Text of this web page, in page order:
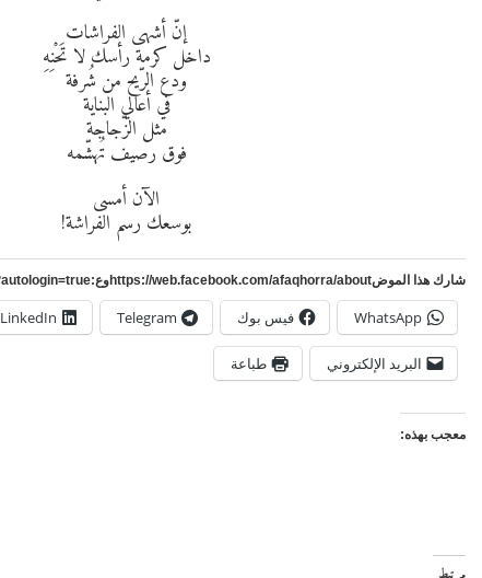
إنّ أشهى الفراشات
داخل كرمة رأسك لا تَحْنِهِ
ودع الرّيح من شُرفة
في أعالي البناية
مثل الزّجاجة
فوق رصيف تُهشّمه
الآن أمسى
بوسعك رسم الفراشة!
شارك هذا الموضhttps://web.facebook.com/afaqhorra/aboutوع:https://www.pinterest.com/?autologin=true
WhatsApp فيس بوك Telegram
LinkedIn
البريد الإلكتروني طباعة
معجب بهذه: